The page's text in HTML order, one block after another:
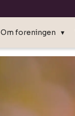
Om foreningen